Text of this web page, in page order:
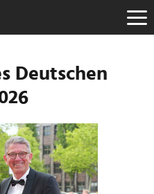
Deutschen